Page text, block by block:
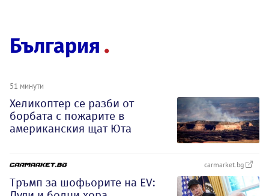
България
51 минути
Хеликоптер се разби от
борбата с пожарите в
американския щат Юта
carmarket.bg
Тръмп за шофьорите на EV: